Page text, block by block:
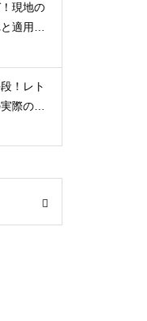
現地の
適用さ
！レト
際の乗